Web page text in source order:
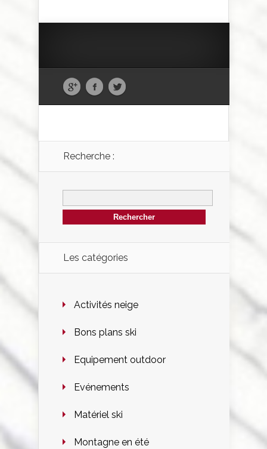
Recherche :
Les catégories
Activités neige
Bons plans ski
Equipement outdoor
Evénements
Matériel ski
Montagne en été